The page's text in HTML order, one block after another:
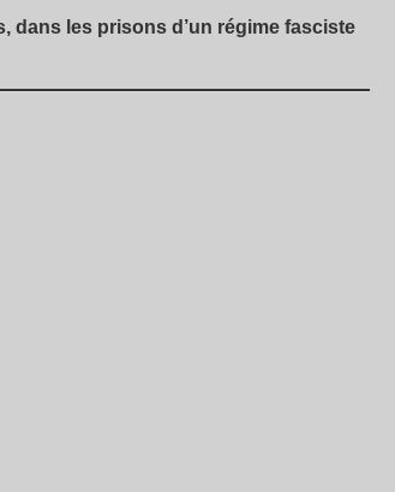
dans les prisons d’un régime fasciste